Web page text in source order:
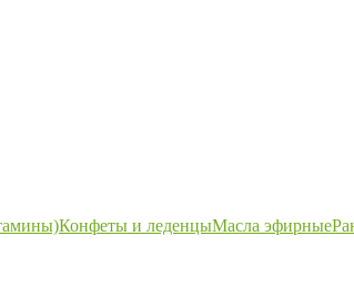
Конфеты и леденцыМасла эфирные